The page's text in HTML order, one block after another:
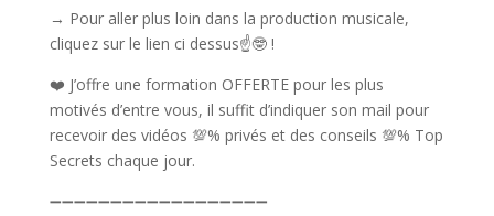
→ Pour aller plus loin dans la production musicale,
cliquez sur le lien ci dessus☝️🤓 !
❤️ J’offre une formation OFFERTE pour les plus
motivés d’entre vous, il suffit d’indiquer son mail pour
recevoir des vidéos 💯% privés et des conseils 💯% Top
Secrets chaque jour.
➖➖➖➖➖➖➖➖➖➖➖➖➖➖➖➖➖➖